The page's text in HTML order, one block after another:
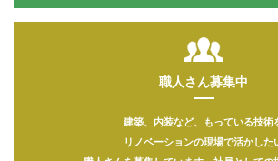
職人さん募集中
建築、内装など、もっている技術
リノベーションの現場で活かした